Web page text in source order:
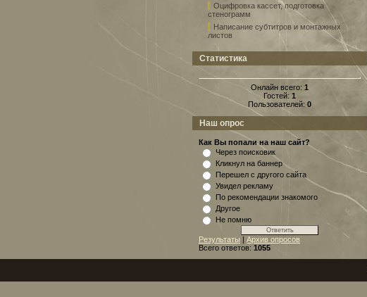
Оцифровка кассет, подготовка
стенограмм
Написание субтитров и монтажных
листов
Статистика
Онлайн всего: 1
Гостей: 1
Пользователей: 0
Наш опрос
Как Вы попали на наш сайт?
Через поисковик
Кликнул на баннер
Перешел с другого сайта
Увидел рекламу
По рекомендации знакомого
Другое
Не помню
Результаты | Архив опросов
Всего ответов: 1055